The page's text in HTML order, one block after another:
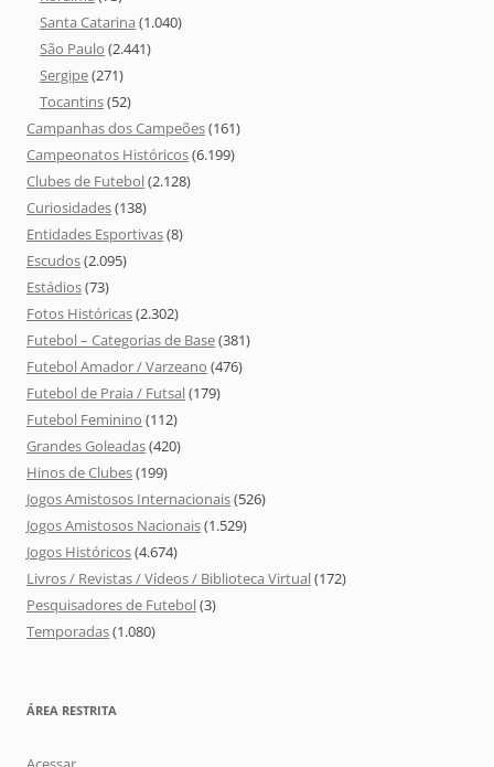
Santa Catarina (1.040)
São Paulo (2.441)
Sergipe(271)
Tocantins(52)
Campanhas dos Campeões(161)
Campeonatos Históricos(6.199)
Clubes de Futebol(2.128)
Curiosidades(138)
Entidades Esportivas(8)
Escudos(2.095)
Estádios(73)
Fotos Históricas(2.302)
Futebol – Categorias de Base(381)
Futebol Amador / Varzeano (476)
Futebol de Praia / Futsal(179)
Futebol Feminino (112)
Grandes Goleadas(420)
Hinos de Clubes(199)
Jogos Amistosos Internacionais(526)
Jogos Amistosos Nacionais(1.529)
Jogos Históricos(4.674)
Livros / Revistas / Vídeos / Biblioteca Virtual(172)
Pesquisadores de Futebol(3)
Temporadas(1.080)
ÁREA RESTRITA